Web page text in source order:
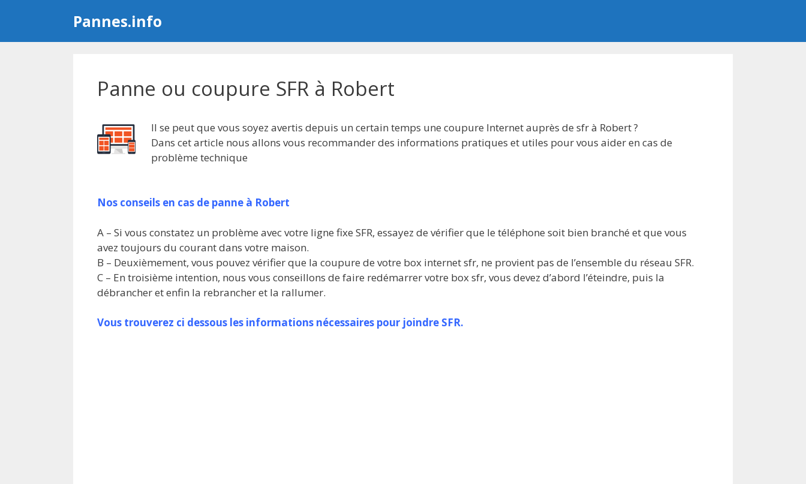
Pannes.info
Panne ou coupure SFR à Robert
Il se peut que vous soyez avertis depuis un certain temps une coupure Internet auprès de sfr à Robert ?
Dans cet article nous allons vous recommander des informations pratiques et utiles pour vous aider en cas de
problème technique
Nos conseils en cas de panne à Robert
A – Si vous constatez un problème avec votre ligne fixe SFR, essayez de vérifier que le téléphone soit bien branché et que vous
avez toujours du courant dans votre maison.
B – Deuxièmement, vous pouvez vérifier que la coupure de votre box internet sfr, ne provient pas de l’ensemble du réseau SFR.
C – En troisième intention, nous vous conseillons de faire redémarrer votre box sfr, vous devez d’abord l’éteindre, puis la
débrancher et enfin la rebrancher et la rallumer.
Vous trouverez ci dessous les informations nécessaires pour joindre SFR.